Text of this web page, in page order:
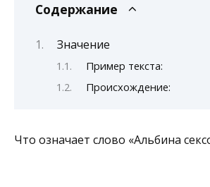
Содержание
Значение
Пример текста:
Происхождение:
Что означает слово «Альбина